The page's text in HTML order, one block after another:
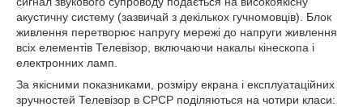
акустичну систему (зазвичай з декількох гучномовців). Блок
живлення перетворює напругу мережі до напруги живлення
всіх елементів Телевізор, включаючи накалы кінескопа і
електронних ламп.
За якісними показниками, розміру екрана і експлуатаційних
зручностей Телевізор в СРСР поділяються на чотири класи: